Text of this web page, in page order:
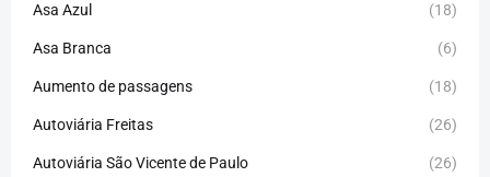
Asa Azul (18)
Asa Branca (6)
Aumento de passagens (18)
Autoviária Freitas (26)
Autoviária São Vicente de Paulo (26)